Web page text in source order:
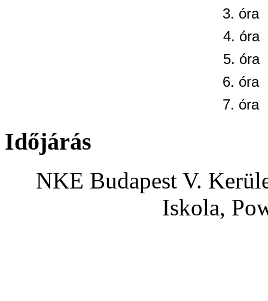
3. óra
4. óra
5.
6. óra
7. óra
Időjárás
NKE Budapest V.
Iskola,